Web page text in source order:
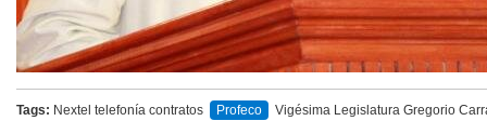
Tags: Nextel telefonía contratos Profeco Vigésima Legislatura Gregorio